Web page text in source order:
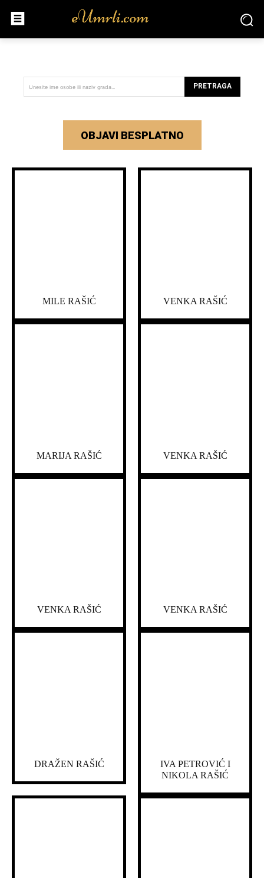
Unesite ime osobe ili naziv grada... PRETRAGA
OBJAVI BESPLATNO
MILE RAŠIĆ VENKA RAŠIĆ
MARIJA RAŠIĆ VENKA RAŠIĆ
VENKA RAŠIĆ VENKA RAŠIĆ
DRAŽEN RAŠIĆ
IVA PETROVIĆ I
NIKOLA RAŠIĆ